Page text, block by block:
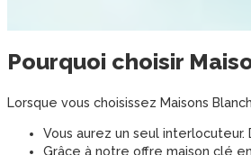
Pourquoi choisir
Lorsque vous choisissez Maisons
Vous aurez un seul
Grâce à notre offre maison clé